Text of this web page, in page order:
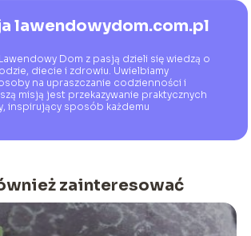
lawendowydom.com.pl
Dom z pasją dzieli się wiedzą o
diecie i zdrowiu. Uwielbiamy
na upraszczanie codzienności i
misją jest przekazywanie praktycznych
inspirujący sposób każdemu
zainteresować